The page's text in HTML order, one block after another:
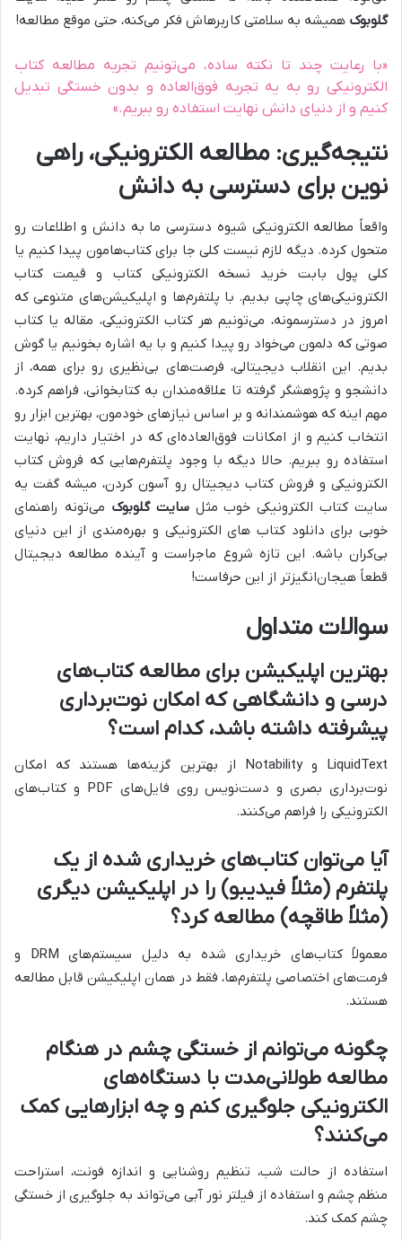
گلوبوک همیشه به سلامتی کاربرهاش فکر می‌کنه، حتی موقع مطالعه!
«با رعایت چند تا نکته ساده، می‌تونیم تجربه مطالعه کتاب
الکترونیکی رو به یه تجربه فوق‌العاده و بدون خستگی تبدیل
کنیم و از دنیای دانش نهایت استفاده رو ببریم.»
نتیجه‌گیری: مطالعه الکترونیکی، راهی
نوین برای دسترسی به دانش
واقعاً مطالعه الکترونیکی شیوه دسترسی ما به دانش و اطلاعات رو
متحول کرده. دیگه لازم نیست کلی جا برای کتاب‌هامون پیدا کنیم یا
کلی پول بابت خرید نسخه الکترونیکی کتاب و قیمت کتاب
الکترونیکی‌های چاپی بدیم. با پلتفرم‌ها و اپلیکیشن‌های متنوعی که
امروز در دسترسمونه، می‌تونیم هر کتاب الکترونیکی، مقاله یا کتاب
صوتی که دلمون می‌خواد رو پیدا کنیم و با یه اشاره بخونیم یا گوش
بدیم. این انقلاب دیجیتالی، فرصت‌های بی‌نظیری رو برای همه، از
دانشجو و پژوهشگر گرفته تا علاقه‌مندان به کتابخوانی، فراهم کرده.
مهم اینه که هوشمندانه و بر اساس نیازهای خودمون، بهترین ابزار رو
انتخاب کنیم و از امکانات فوق‌العاده‌ای که در اختیار داریم، نهایت
استفاده رو ببریم. حالا دیگه با وجود پلتفرم‌هایی که فروش کتاب
الکترونیکی و فروش کتاب دیجیتال رو آسون کردن، میشه گفت یه
سایت کتاب الکترونیکی خوب مثلسایت گلوبوک می‌تونه راهنمای
خوبی برای دانلود کتاب های الکترونیکی و بهره‌مندی از این دنیای
بی‌کران باشه. این تازه شروع ماجراست و آینده مطالعه دیجیتال
قطعاً هیجان‌انگیزتر از این حرفاست!
سوالات متداول
بهترین اپلیکیشن برای مطالعه کتاب‌های
درسی و دانشگاهی که امکان نوت‌برداری
پیشرفته داشته باشد، کدام است؟
LiquidText و Notability از بهترین گزینه‌ها هستند که امکان
نوت‌برداری بصری و دست‌نویس روی فایل‌های PDF و کتاب‌های
الکترونیکی را فراهم می‌کنند.
آیا می‌توان کتاب‌های خریداری شده از یک
پلتفرم (مثلاً فیدیبو) را در اپلیکیشن دیگری
(مثلاً طاقچه) مطالعه کرد؟
معمولاً کتاب‌های خریداری شده به دلیل سیستم‌های DRM و
فرمت‌های اختصاصی پلتفرم‌ها، فقط در همان اپلیکیشن قابل مطالعه
هستند.
چگونه می‌توانم از خستگی چشم در هنگام
مطالعه طولانی‌مدت با دستگاه‌های
الکترونیکی جلوگیری کنم و چه ابزارهایی کمک
می‌کنند؟
استفاده از حالت شب، تنظیم روشنایی و اندازه فونت، استراحت
منظم چشم و استفاده از فیلتر نور آبی می‌تواند به جلوگیری از خستگی
چشم کمک کند.